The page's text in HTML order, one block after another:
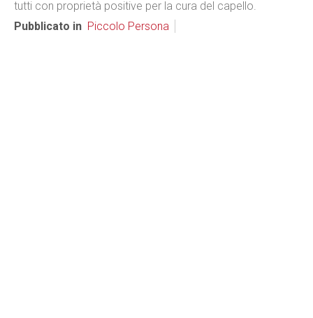
tutti con proprietà positive per la cura del capello.
Pubblicato in Piccolo Persona